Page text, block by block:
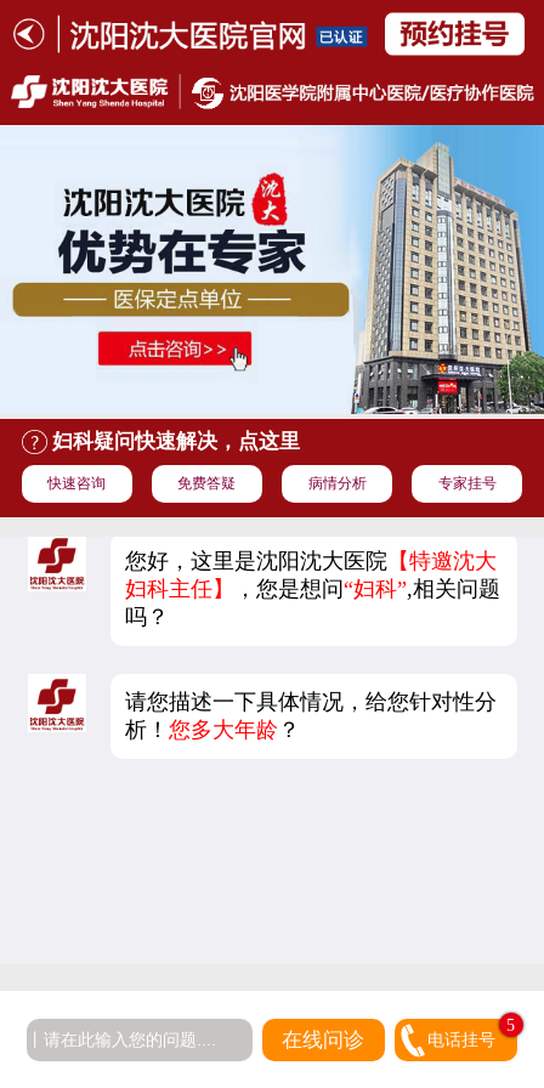
妇科疑问快速解决，点这里
快速咨询 免费答疑 病情分析 专家挂号
您好，这里是沈阳沈大医院 【特邀沈大
妇科主任】
，您是想问“妇科”,相关问题
吗？
请您描述一下具体情况，给您针对性分
析！您多大年龄 ？
在线问诊 电话挂号
5